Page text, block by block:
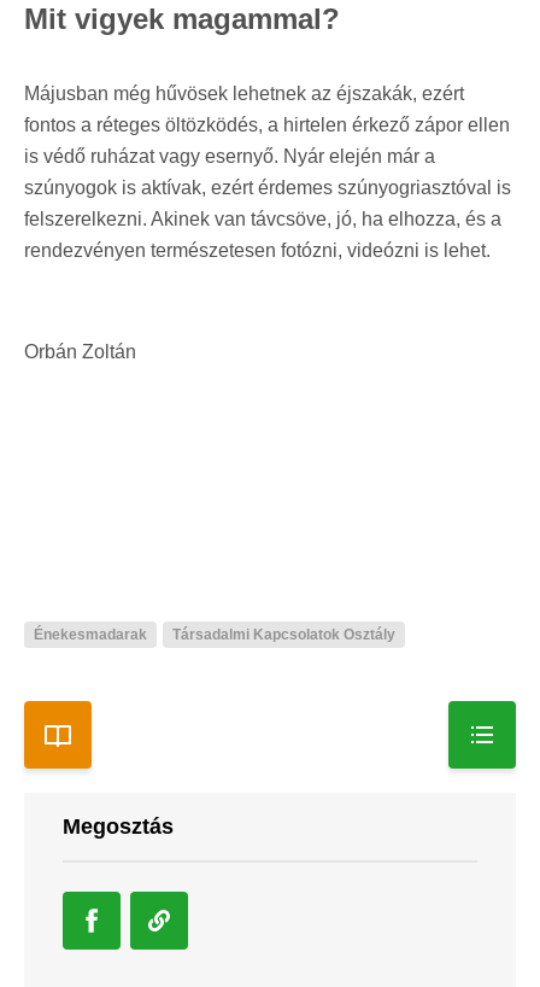
Mit vigyek magammal?
Májusban még hűvösek lehetnek az éjszakák, ezért
fontos a réteges öltözködés, a hirtelen érkező zápor ellen
is védő ruházat vagy esernyő. Nyár elején már a
szúnyogok is aktívak, ezért érdemes szúnyogriasztóval is
felszerelkezni. Akinek van távcsöve, jó, ha elhozza, és a
rendezvényen természetesen fotózni, videózni is lehet.
Orbán Zoltán
Énekesmadarak Társadalmi Kapcsolatok Osztály
Megosztás